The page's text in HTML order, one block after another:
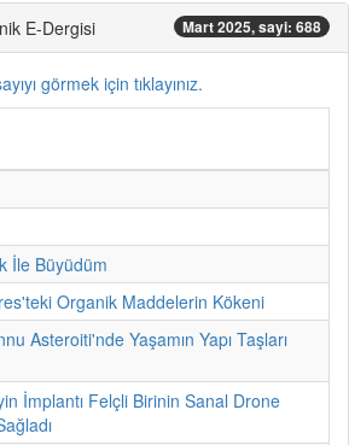
E-Dergisi Mart 2025, sayi: 688
görmek için tıklayınız.
İle Büyüdüm
Organik Maddelerin Kökeni
Asteroiti'nde Yaşamın Yapı Taşları
İmplantı Felçli Birinin Sanal Drone